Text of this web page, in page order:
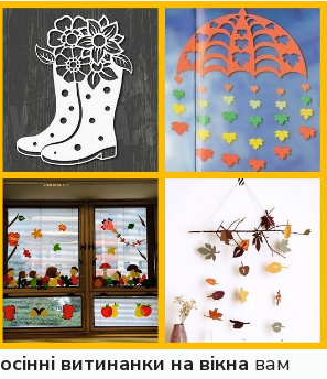
осінні витинанки на вікна вам